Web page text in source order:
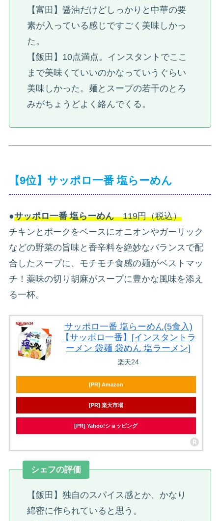
【富田】醤油だけどしっかりと中華の要
素が入っている感じですごく美味しかっ
た。
【飯田】10点満点。インスタントでここ
まで美味くていいのかなっていうぐらい
美味しかった。麺とスープの若干のとろ
みがちょうどよく絡んでくる。
【9位】サッポロ一番 塩らーめん
●サッポロ一番 塩らーめん119円（税込）
チキンとポークをベースにオニオンやガーリック
などの野菜の旨味と香辛料を絶妙なバランスで配
合したスープに、モチモチ食感の麺がベストマッ
チ！薬味の切り胡麻がスープに豊かな風味を添え
る一杯。
サッポロ一番 塩らーめん(5食入)
【サッポロ一番】[インスタントラ
ーメン 袋麺 袋めん 塩ラーメン]
楽天24
[PR] Amazon
[PR] 楽天市場
[PR] Yahoo!ショッピング
シェフの評価
【飯田】独自のスパイス感とか、かなり
綿密に作られていると思う。